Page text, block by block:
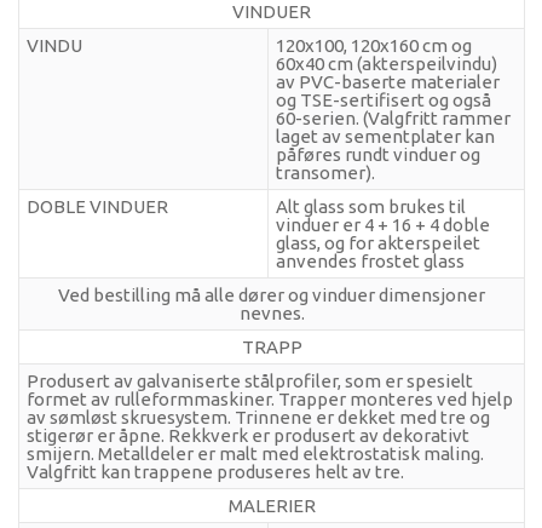
VINDUER
VINDU
120x100, 120x160 cm og
60x40 cm (akterspeilvindu)
av PVC-baserte materialer
og TSE-sertifisert og også
60-serien. (Valgfritt rammer
laget av sementplater kan
påføres rundt vinduer og
transomer).
DOBLE VINDUER
Alt glass som brukes til
vinduer er 4 + 16 + 4 doble
glass, og for akterspeilet
anvendes frostet glass
Ved bestilling må alle dører og vinduer dimensjoner
nevnes.
TRAPP
Produsert av galvaniserte stålprofiler, som er spesielt
formet av rulleformmaskiner. Trapper monteres ved hjelp
av sømløst skruesystem. Trinnene er dekket med tre og
stigerør er åpne. Rekkverk er produsert av dekorativt
smijern. Metalldeler er malt med elektrostatisk maling.
Valgfritt kan trappene produseres helt av tre.
MALERIER